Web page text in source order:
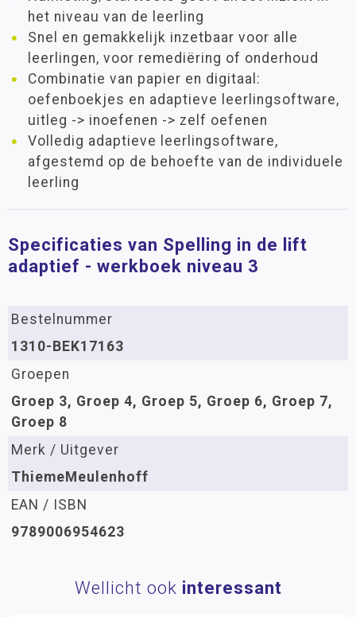
het niveau van de leerling
Snel en gemakkelijk inzetbaar voor alle
leerlingen, voor remediëring of onderhoud
Combinatie van papier en digitaal:
oefenboekjes en adaptieve leerlingsoftware,
uitleg -> inoefenen -> zelf oefenen
Volledig adaptieve leerlingsoftware,
afgestemd op de behoefte van de individuele
leerling
Specificaties van Spelling in de lift
adaptief - werkboek niveau 3
Bestelnummer
1310-BEK17163
Groepen
Groep 3, Groep 4, Groep 5, Groep 6, Groep 7,
Groep 8
Merk / Uitgever
ThiemeMeulenhoff
EAN / ISBN
9789006954623
Wellicht ook interessant